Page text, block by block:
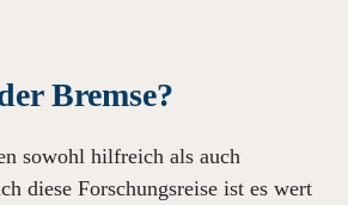
Bremse?
sowohl hilfreich als auch
diese Forschungsreise ist es wert